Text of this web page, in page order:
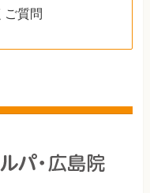
ご質問